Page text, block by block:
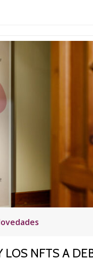
LOS NFTS A